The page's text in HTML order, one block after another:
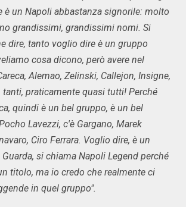
è un Napoli abbastanza signorile: molto
grandissimi, grandissimi nomi. Si
dire, tanto voglio dire è un gruppo
cosa dicono, però avere nel
Alemao, Zelinski, Callejon, Insigne,
tanti, praticamente quasi tutti! Perché
quindi è un bel gruppo, è un bel
Lavezzi, c'è Gargano, Marek
Ciro Ferrara. Voglio dire, è un
si chiama Napoli Legend perché
titolo, ma io credo che realmente ci
in quel gruppo".